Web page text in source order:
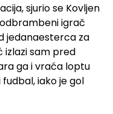
sjurio se Kovljen
igrač
jedanaesterca za
izlazi sam pred
ga i vraća loptu
iako je gol